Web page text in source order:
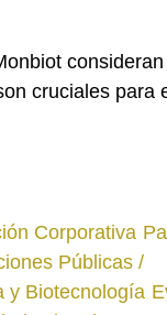
cruciales para
Corporativa
Públicas /
y Biotecnología